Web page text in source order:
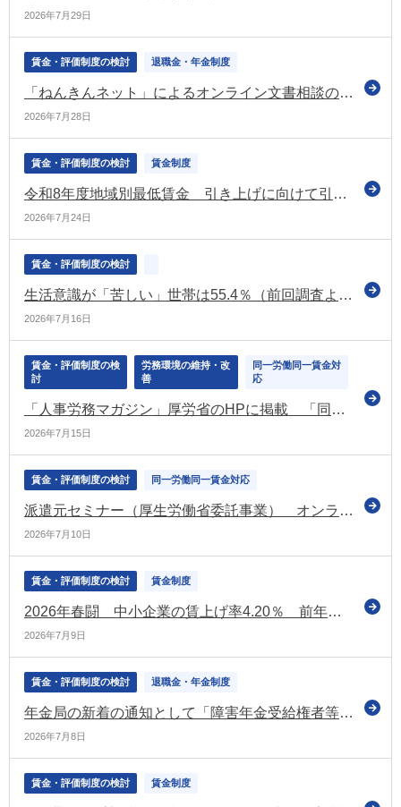
2026年7月29日
賃金・評価制度の検討 退職金・年金制度
「ねんきんネット」によるオンライン文書相談の対象者を拡大（日本年金機構）
2026年7月28日
賃金・評価制度の検討 賃金制度
令和8年度地域別最低賃金 引き上げに向けて引き続き議論（第4回目の中央最低賃金審議会（小委員会）を開催）
2026年7月24日
賃金・評価制度の検討
生活意識が「苦しい」世帯は55.4％（前回調査より上昇）（令和7年国民生活基礎調査）
2026年7月16日
賃金・評価制度の検
討
労務環境の維持・改
善
同一労働同一賃金対
応
「人事労務マガジン」厚労省のHPに掲載 「同一労働同一賃金に関する改正省令・告示が公布されました」などの情報を掲載
2026年7月15日
賃金・評価制度の検討 同一労働同一賃金対応
派遣元セミナー（厚生労働省委託事業） オンライン等で実施 参加無料（厚労省）
2026年7月10日
賃金・評価制度の検討 賃金制度
2026年春闘 中小企業の賃上げ率4.20％ 前年から低下 大手企業との差も拡大（経団連の第1回集計）
2026年7月9日
賃金・評価制度の検討 退職金・年金制度
年金局の新着の通知として「障害年金受給権者等に係る障害状態確認届の取扱いについて」を公表（厚労省）
2026年7月8日
賃金・評価制度の検討 賃金制度